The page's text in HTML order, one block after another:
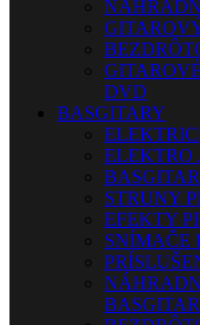
DVD
BASGITARY
ELEKTRO
STRUNY
EFEKTY
SNÍMAČE